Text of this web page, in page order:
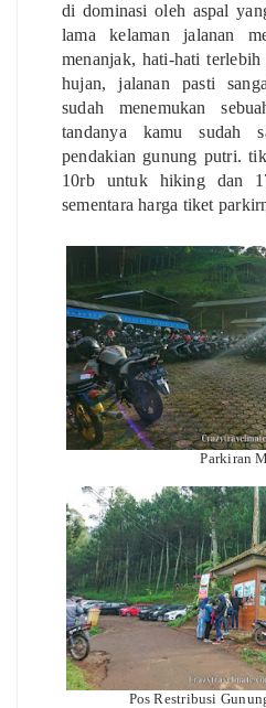
di dominasi oleh aspal
lama kelaman jalanan
menanjak, hati-hati
hujan, jalanan pasti
sudah menemukan
tandanya kamu sudah
pendakian gunung putri.
10rb untuk hiking dan
sementara harga tiket
Parkiran
Pos Restribusi